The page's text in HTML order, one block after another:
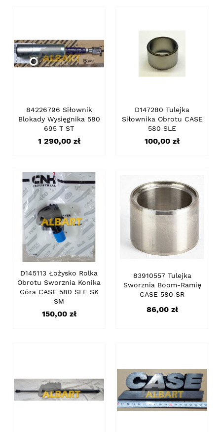
84226796 Siłownik
Blokady Wysięgnika 580
695 T ST
Cena
1 290,00 zł
D147280 Tulejka
Siłownika Obrotu CASE
580 SLE
Cena
100,00 zł
D145113 Łożysko Rolka
Obrotu Sworznia Konika
Góra CASE 580 SLE SK
SM
Cena
150,00 zł
83910557 Tulejka
Sworznia Boom-Ramię
CASE 580 SR
Cena
86,00 zł